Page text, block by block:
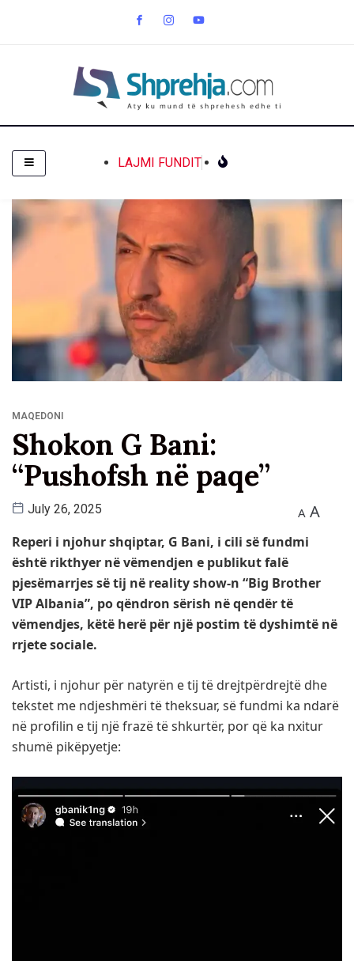
LAJMI FUNDIT
MAQEDONI
Shokon G Bani:
“Pushofsh në paqe”
July 26, 2025 A A
Reperi i njohur shqiptar, G Bani, i cili së fundmi
është rikthyer në vëmendjen e publikut falë
pjesëmarrjes së tij në reality show-n “Big Brother
VIP Albania”, po qëndron sërish në qendër të
vëmendjes, këtë herë për një postim të dyshimtë në
rrjete sociale.
Artisti, i njohur për natyrën e tij të drejtpërdrejtë dhe
tekstet me ndjeshmëri të theksuar, së fundmi ka ndarë
në profilin e tij një frazë të shkurtër, por që ka nxitur
shumë pikëpyetje: